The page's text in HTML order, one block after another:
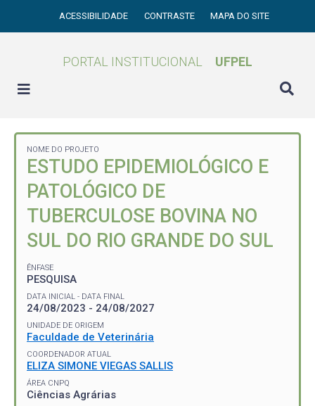
ACESSIBILIDADE CONTRASTE MAPA DO SITE
PORTAL INSTITUCIONAL UFPEL
NOME DO PROJETO
ESTUDO EPIDEMIOLÓGICO E
PATOLÓGICO DE
TUBERCULOSE BOVINA NO
SUL DO RIO GRANDE DO SUL
ÊNFASE
PESQUISA
DATA INICIAL - DATA FINAL
24/08/2023 - 24/08/2027
UNIDADE DE ORIGEM
Faculdade de Veterinária
COORDENADOR ATUAL
ELIZA SIMONE VIEGAS SALLIS
ÁREA CNPQ
Ciências Agrárias